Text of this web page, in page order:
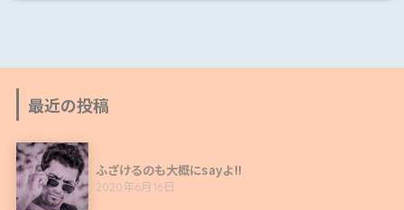
最近の投稿
ふざけるのも大概にsayよ!!
2020年6月16日